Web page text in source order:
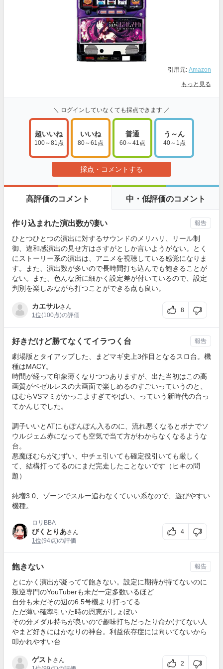
引用元: Amazon
もっと見る
＼ ログインしていなくても採点できます ／
超いいね
100～81点
いいね
80～61点
普通
60～41点
う～ん
40～1点
採点・コメントする
高評価のコメント 中・低評価のコメント
作り込まれた演出数が凄い
ひとつひとつの演出に対するサウンドのメリハリ、リール制
御、違和感演出の見せ方はさすがとしか言いようがない。とく
にストーリー系の演出は、アニメを視聴している感覚になりま
す。また、演出数が多いので長時間打ち込んでも飽きることが
ない。また、色んな所に細かく設定差が付いているので、設定
判別を楽しみながら打つことができる点も良い。
カエサルさん
1位(100点)の評価
8
報告
好きだけど勝てなくてイラつく台
劇場版とタイアップした、まどマギ史上3作目となるスロ台。機
種はMACY。
時間が経って印象薄くなりつつありますが、出た当初はこの高
画質がベゼルレスの大画面で楽しめるのすごいっていうのと、
ほむらVSマミがかっこよすぎてやばい、っていう新時代の台っ
てかんじでした。
調子いいとATにもぽんぽん入るのに、流れ悪くなるとボナでソ
ウルジェム赤になっても空気で当て方がわからなくなるような
台。
悪魔ほむらがむずい、中チェ引いても確定役引いても厳しく
て、結構打ってるのにまだ完走したことないです（ヒキの問
題）
純増3.0、ゾーンでスルー追わなくていい系なので、遊びやすい
機種。
ロリBBA
びくとりあさん
1位(94点)の評価
4
報告
飽きない
とにかく演出が凝ってて飽きない。設定に期待が持てないのに
叛逆専門のYouTuberも未だ一定多数いるほど
自分も未だその辺の6.5号機より打ってる
ただ薄い確率引いた時の恩恵がしょぼい
その分メダル持ちが良いので趣味打ちだったり命かけてない人
やまど好きにはかなりの神台。利益依存症には向いてないから
叩かれやすい台
ゲスト さん
2
報告